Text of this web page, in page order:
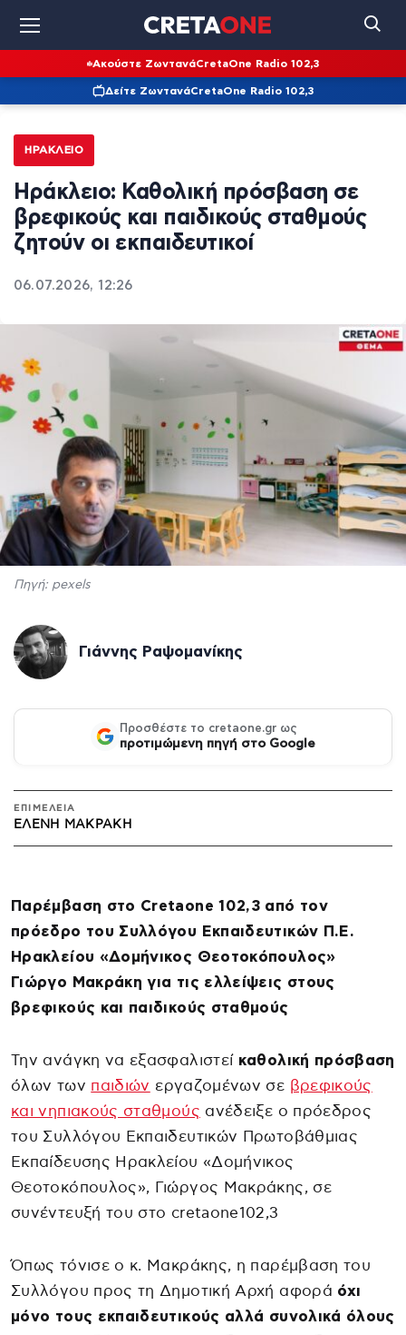
Ακούστε ΖωντανάCretaOne Radio 102,3
Δείτε ΖωντανάCretaOne Radio 102,3
ΗΡΆΚΛΕΙΟ
Ηράκλειο: Καθολική πρόσβαση σε
βρεφικούς και παιδικούς σταθμούς
ζητούν οι εκπαιδευτικοί
06.07.2026, 12:26
Πηγή: pexels
Γιάννης Ραψομανίκης
Προσθέστε το cretaone.gr ως
προτιμώμενη πηγή στο Google
ΕΠΙΜΕΛΕΙΑ
ΕΛΈΝΗ ΜΑΚΡΆΚΗ
Παρέμβαση στο Cretaone 102,3 από τον
πρόεδρο του Συλλόγου Εκπαιδευτικών Π.Ε.
Ηρακλείου «Δομήνικος Θεοτοκόπουλος»
Γιώργο Μακράκη για τις ελλείψεις στους
βρεφικούς και παιδικούς σταθμούς
Την ανάγκη να εξασφαλιστείκαθολική πρόσβαση
όλων των παιδιών εργαζομένων σε βρεφικούς
και νηπιακούς σταθμούς ανέδειξε ο πρόεδρος
του Συλλόγου Εκπαιδευτικών Πρωτοβάθμιας
Εκπαίδευσης Ηρακλείου «Δομήνικος
Θεοτοκόπουλος», Γιώργος Μακράκης, σε
συνέντευξή του στο cretaone102,3
Όπως τόνισε o κ. Μακράκης, η παρέμβαση του
Συλλόγου προς τη Δημοτική Αρχή αφορά όχι
μόνο τους εκπαιδευτικούς αλλά συνολικά όλους